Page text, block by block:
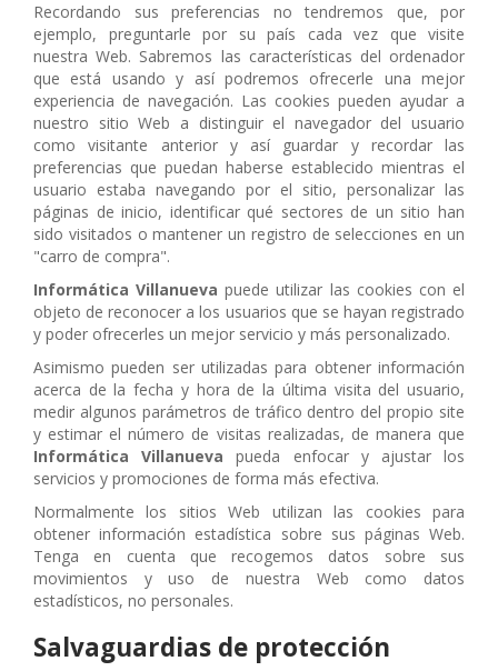
Recordando sus preferencias no tendremos que, por
ejemplo, preguntarle por su país cada vez que visite
nuestra Web. Sabremos las características del ordenador
que está usando y así podremos ofrecerle una mejor
experiencia de navegación. Las cookies pueden ayudar a
nuestro sitio Web a distinguir el navegador del usuario
como visitante anterior y así guardar y recordar las
preferencias que puedan haberse establecido mientras el
usuario estaba navegando por el sitio, personalizar las
páginas de inicio, identificar qué sectores de un sitio han
sido visitados o mantener un registro de selecciones en un
"carro de compra".
Informática Villanuevapuede utilizar las cookies con el
objeto de reconocer a los usuarios que se hayan registrado
y poder ofrecerles un mejor servicio y más personalizado.
Asimismo pueden ser utilizadas para obtener información
acerca de la fecha y hora de la última visita del usuario,
medir algunos parámetros de tráfico dentro del propio site
y estimar el número de visitas realizadas, de manera que
Informática Villanuevapueda enfocar y ajustar los
servicios y promociones de forma más efectiva.
Normalmente los sitios Web utilizan las cookies para
obtener información estadística sobre sus páginas Web.
Tenga en cuenta que recogemos datos sobre sus
movimientos y uso de nuestra Web como datos
estadísticos, no personales.
Salvaguardias de protección